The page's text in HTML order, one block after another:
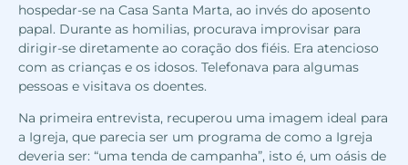
hospedar-se na Casa Santa Marta, ao invés do aposento
papal. Durante as homilias, procurava improvisar para
dirigir-se diretamente ao coração dos fiéis. Era atencioso
com as crianças e os idosos. Telefonava para algumas
pessoas e visitava os doentes.
Na primeira entrevista, recuperou uma imagem ideal para
a Igreja, que parecia ser um programa de como a Igreja
deveria ser: “uma tenda de campanha”, isto é, um oásis de